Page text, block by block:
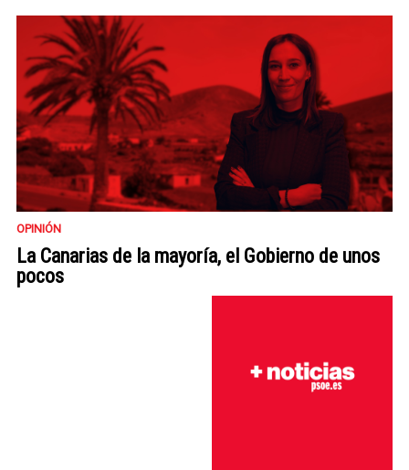
OPINIÓN
La Canarias de la mayoría, el Gobierno de unos
pocos